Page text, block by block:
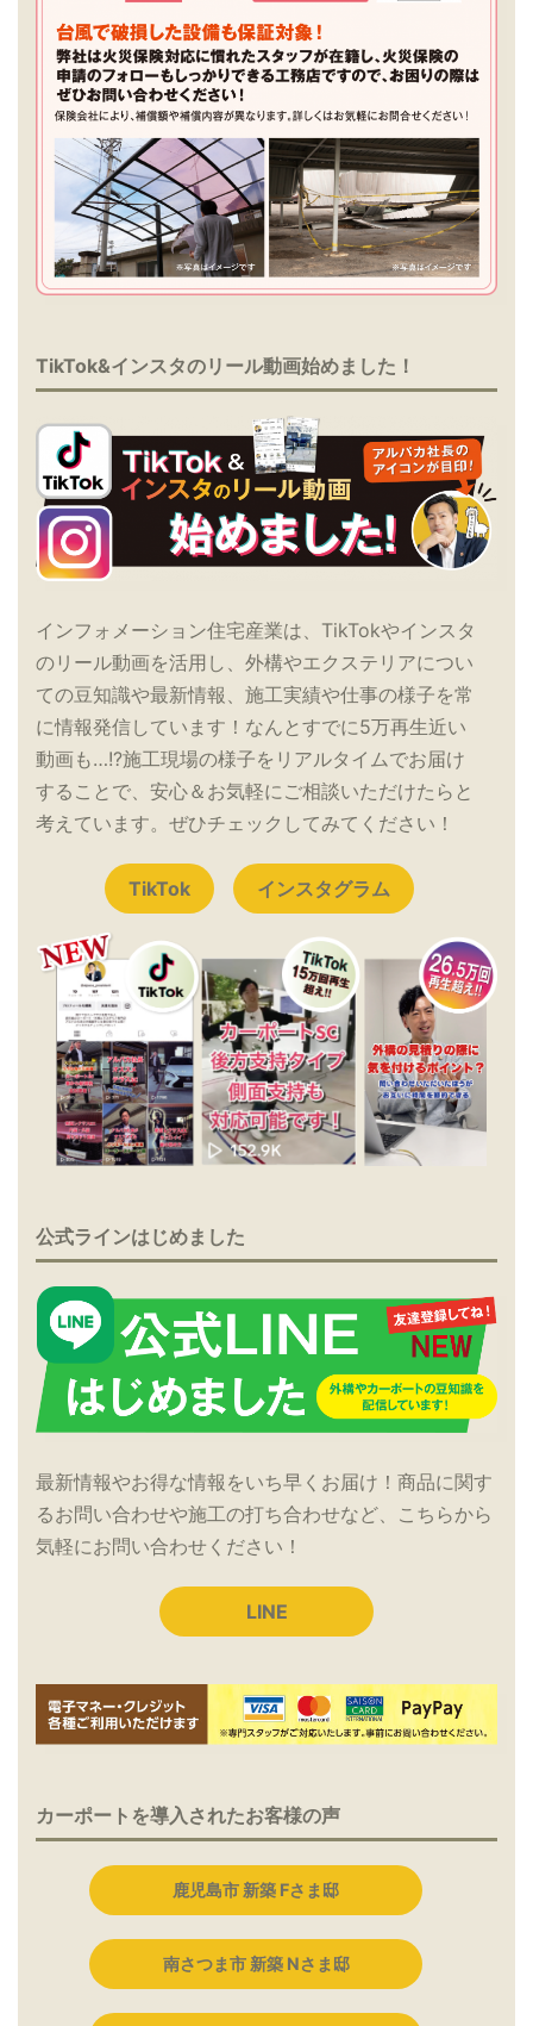
TikTok&インスタのリール動画始めました！
インフォメーション住宅産業は、TikTokやインスタ
のリール動画を活用し、外構やエクステリアについ
ての豆知識や最新情報、施工実績や仕事の様子を常
に情報発信しています！なんとすでに5万再生近い
動画も…!?施工現場の様子をリアルタイムでお届け
することで、安心＆お気軽にご相談いただけたらと
考えています。ぜひチェックしてみてください！
TikTok インスタグラム
公式ラインはじめました
最新情報やお得な情報をいち早くお届け！商品に関す
るお問い合わせや施工の打ち合わせなど、こちらから
気軽にお問い合わせください！
LINE
カーポートを導入されたお客様の声
鹿児島市 新築 Fさま邸
南さつま市 新築 Nさま邸